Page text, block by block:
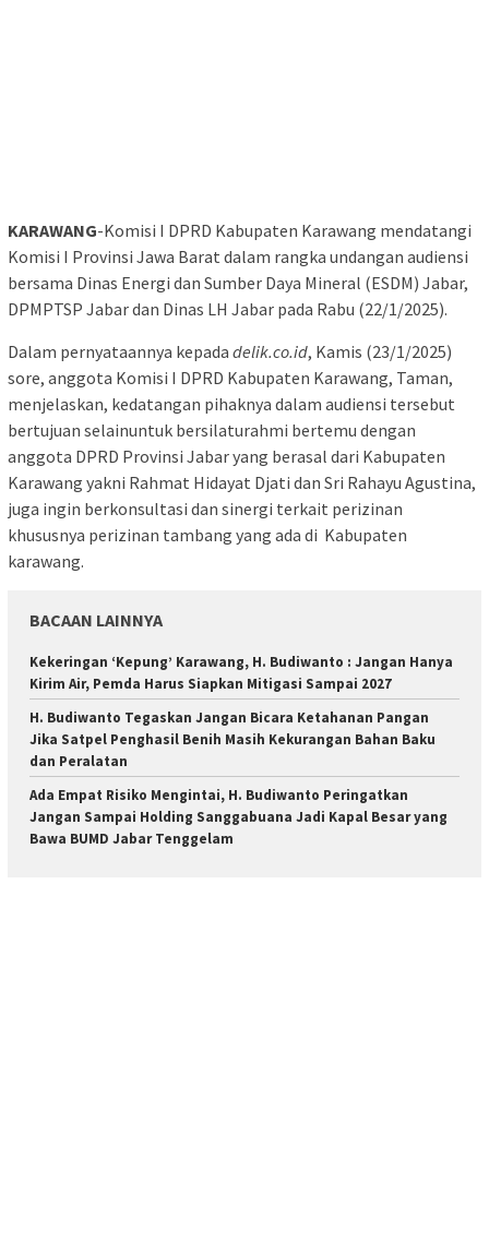
KARAWANG-Komisi I DPRD Kabupaten Karawang mendatangi
Komisi I Provinsi Jawa Barat dalam rangka undangan audiensi
bersama Dinas Energi dan Sumber Daya Mineral (ESDM) Jabar,
DPMPTSP Jabar dan Dinas LH Jabar pada Rabu (22/1/2025).
Dalam pernyataannya kepada delik.co.id, Kamis (23/1/2025)
sore, anggota Komisi I DPRD Kabupaten Karawang, Taman,
menjelaskan, kedatangan pihaknya dalam audiensi tersebut
bertujuan selainuntuk bersilaturahmi bertemu dengan
anggota DPRD Provinsi Jabar yang berasal dari Kabupaten
Karawang yakni Rahmat Hidayat Djati dan Sri Rahayu Agustina,
juga ingin berkonsultasi dan sinergi terkait perizinan
khususnya perizinan tambang yang ada di Kabupaten
karawang.
BACAAN LAINNYA
Kekeringan ‘Kepung’ Karawang, H. Budiwanto : Jangan Hanya
Kirim Air, Pemda Harus Siapkan Mitigasi Sampai 2027
H. Budiwanto Tegaskan Jangan Bicara Ketahanan Pangan
Jika Satpel Penghasil Benih Masih Kekurangan Bahan Baku
dan Peralatan
Ada Empat Risiko Mengintai, H. Budiwanto Peringatkan
Jangan Sampai Holding Sanggabuana Jadi Kapal Besar yang
Bawa BUMD Jabar Tenggelam